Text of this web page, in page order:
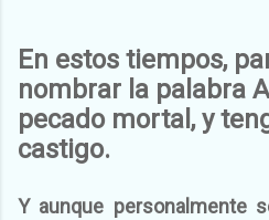
En estos tiempos,
nombrar la palabra
pecado mortal, y
castigo.
Y aunque personalmente